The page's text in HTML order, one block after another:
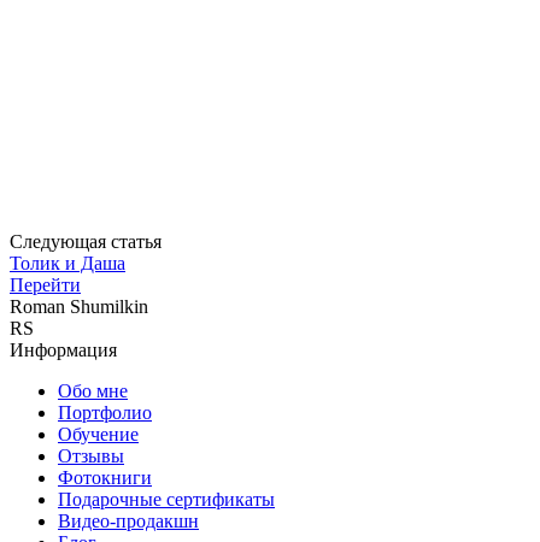
Следующая статья
Толик и Даша
Перейти
Roman Shumilkin
RS
Информация
Обо мне
Портфолио
Обучение
Отзывы
Фотокниги
Подарочные сертификаты
Видео-продакшн